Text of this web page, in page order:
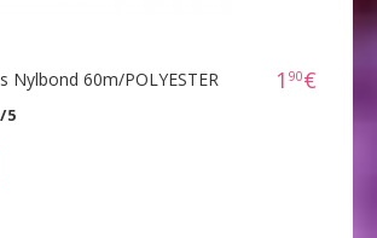
Nylbond 60m/POLYESTER 1 90€
5